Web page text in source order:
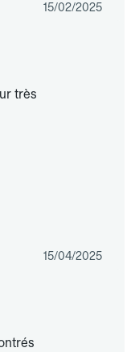
15/02/2025
très
15/04/2025